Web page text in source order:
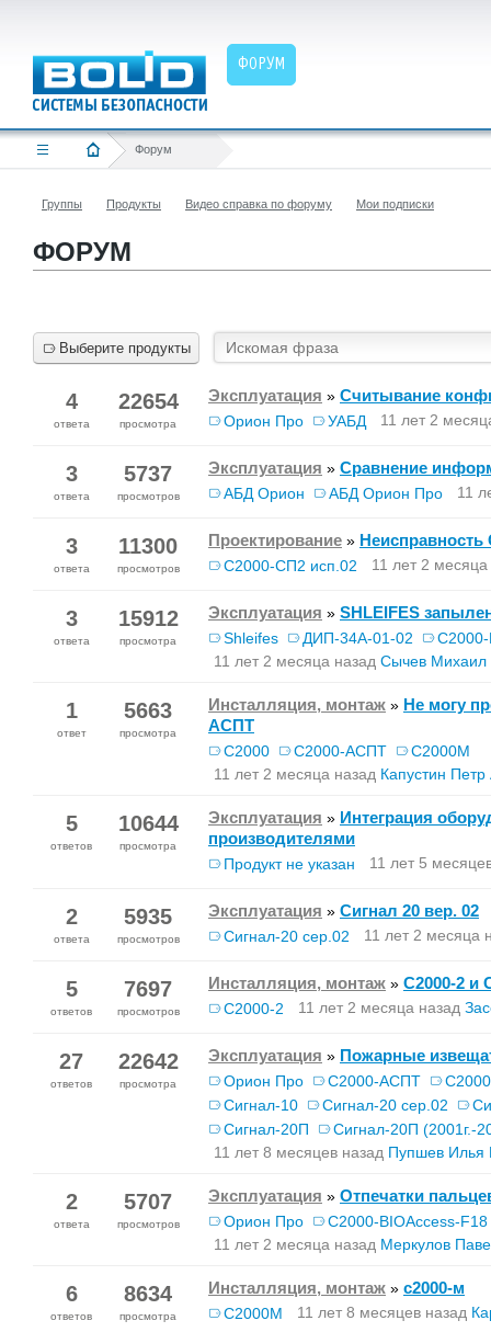
ФОРУМ
Форум
Группы Продукты Видео справка по форуму Мои подписки
ФОРУМ
Выберите продукты
4
ответа
22654
просмотра
Эксплуатация » Считывание
Орион Про УАБД 11 лет 2
3
ответа
5737
просмотров
Эксплуатация » Сравнение
АБД Орион АБД Орион Про 11
3
ответа
11300
просмотров
Проектирование » Неисправность
С2000-СП2 исп.02 11 лет 2 месяца
3
ответа
15912
просмотра
Эксплуатация » SHLEIFES
Shleifes ДИП-34А-01-02
11 лет 2 месяца назад Сычев Михаил
1
ответ
5663
просмотра
Инсталляция, монтаж » Не могу
АСПТ
С2000 С2000-АСПТ
С2000М
11 лет 2 месяца назад Капустин
5
ответов
10644
просмотра
Эксплуатация » Интеграция
производителями
Продукт не указан 11 лет 5
2
ответа
5935
просмотров
Эксплуатация » Сигнал 20 вер. 02
Сигнал-20 сер.02 11 лет 2 месяца
5
ответов
7697
просмотров
Инсталляция, монтаж » C2000-2 и
С2000-2 11 лет 2 месяца назад
27
ответов
22642
просмотра
Эксплуатация » Пожарные
Орион Про С2000-АСПТ
Сигнал-10
Сигнал-20 сер.02
Сигнал-20П
Сигнал-20П (2001г.-
11 лет 8 месяцев назад Пупшев Илья
2
ответа
5707
просмотров
Эксплуатация » Отпечатки
Орион Про
С2000-BIOAccess-F18
11 лет 2 месяца назад Меркулов
6
ответов
8634
просмотра
Инсталляция, монтаж » с2000-м
С2000М 11 лет 8 месяцев назад